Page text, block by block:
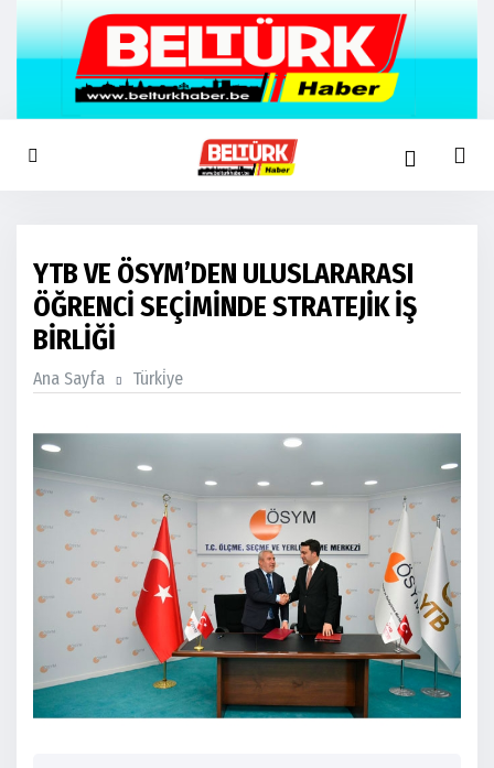
YTB VE ÖSYM’DEN ULUSLARARASI
ÖĞRENCİ SEÇİMİNDE STRATEJİK İŞ
BİRLİĞİ
Ana Sayfa Türki̇ye